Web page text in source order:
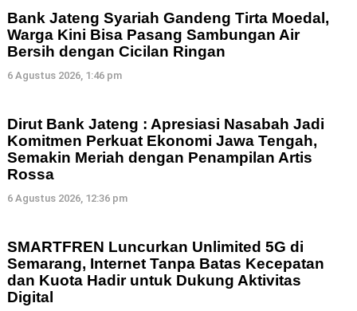
Bank Jateng Syariah Gandeng Tirta Moedal,
Warga Kini Bisa Pasang Sambungan Air
Bersih dengan Cicilan Ringan
6 Agustus 2026, 1:46 pm
Dirut Bank Jateng : Apresiasi Nasabah Jadi
Komitmen Perkuat Ekonomi Jawa Tengah,
Semakin Meriah dengan Penampilan Artis
Rossa
6 Agustus 2026, 12:36 pm
SMARTFREN Luncurkan Unlimited 5G di
Semarang, Internet Tanpa Batas Kecepatan
dan Kuota Hadir untuk Dukung Aktivitas
Digital